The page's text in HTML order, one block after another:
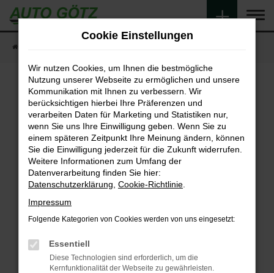
Zum
Hauptinhalt
springen
Fehler: Network Error
Beim Laden ist ein Fehler aufgetreten.
Hier sind ein paar Tipps, die dir helfen können:
Überprüfe deine Firewall und deine
Internetverbindung.
Laden andere Webseiten, zum Beispiel deine
Suchmaschine?
Prüfe deine Browsererweiterungen.
können das Laden bestimmter Seiten
verhindern. Funktioniert die Seite in einem
Cookie Einstellungen
Wir nutzen Cookies, um Ihnen die bestmögliche
Nutzung unserer Webseite zu ermöglichen und unsere
Kommunikation mit Ihnen zu verbessern. Wir
berücksichtigen hierbei Ihre Präferenzen und
verarbeiten Daten für Marketing und Statistiken nur,
wenn Sie uns Ihre Einwilligung geben. Wenn Sie zu
einem späteren Zeitpunkt Ihre Meinung ändern, können
Sie die Einwilligung jederzeit für die Zukunft widerrufen.
Weitere Informationen zum Umfang der
Datenverarbeitung finden Sie hier:
Datenschutzerklärung Cookie-Richtlinie
Impressum
Folgende Kategorien von Cookies werden von uns eingesetzt:
Essentiell
Diese Technologien sind erforderlich, um die
Kernfunktionalität der Webseite zu gewährleisten.